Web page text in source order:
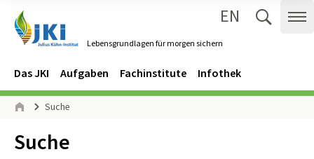
Lebensgrundlagen für morgen sichern
EN
Navigation
Hauptmenü
Das JKI Aufgaben Fachinstitute Infothek
Seitenpfad
Suche
Inhalt:
Suche